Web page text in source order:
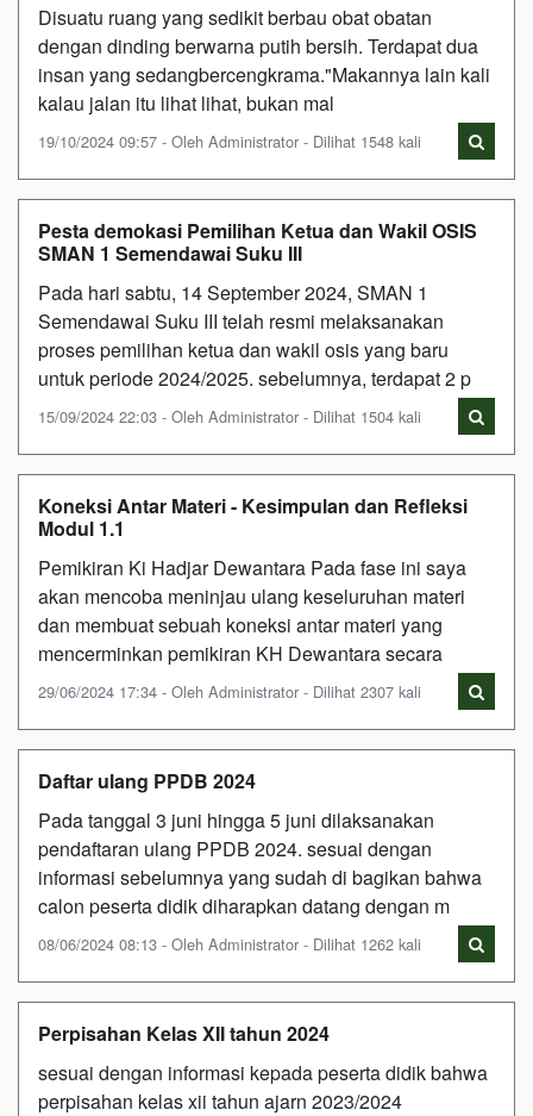
Disuatu ruang yang sedikit berbau obat obatan
dengan dinding berwarna putih bersih. Terdapat dua
insan yang sedangbercengkrama."Makannya lain kali
kalau jalan itu lihat lihat, bukan mal
19/10/2024 09:57 - Oleh Administrator - Dilihat 1548 kali
Pesta demokasi Pemilihan Ketua dan Wakil OSIS
SMAN 1 Semendawai Suku III
Pada hari sabtu, 14 September 2024, SMAN 1
Semendawai Suku III telah resmi melaksanakan
proses pemilihan ketua dan wakil osis yang baru
untuk periode 2024/2025. sebelumnya, terdapat 2 p
15/09/2024 22:03 - Oleh Administrator - Dilihat 1504 kali
Koneksi Antar Materi - Kesimpulan dan Refleksi
Modul 1.1
Pemikiran Ki Hadjar Dewantara Pada fase ini saya
akan mencoba meninjau ulang keseluruhan materi
dan membuat sebuah koneksi antar materi yang
mencerminkan pemikiran KH Dewantara secara
29/06/2024 17:34 - Oleh Administrator - Dilihat 2307 kali
Daftar ulang PPDB 2024
Pada tanggal 3 juni hingga 5 juni dilaksanakan
pendaftaran ulang PPDB 2024. sesuai dengan
informasi sebelumnya yang sudah di bagikan bahwa
calon peserta didik diharapkan datang dengan m
08/06/2024 08:13 - Oleh Administrator - Dilihat 1262 kali
Perpisahan Kelas XII tahun 2024
sesuai dengan informasi kepada peserta didik bahwa
perpisahan kelas xii tahun ajarn 2023/2024